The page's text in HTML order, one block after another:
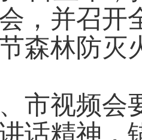
，并召开
森林防灭
视频会要
话精神，